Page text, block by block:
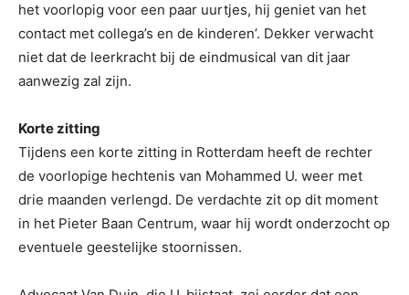
het voorlopig voor een paar uurtjes, hij geniet van het
contact met collega’s en de kinderen’. Dekker verwacht
niet dat de leerkracht bij de eindmusical van dit jaar
aanwezig zal zijn.
Korte zitting
Tijdens een korte zitting in Rotterdam heeft de rechter
de voorlopige hechtenis van Mohammed U. weer met
drie maanden verlengd. De verdachte zit op dit moment
in het Pieter Baan Centrum, waar hij wordt onderzocht op
eventuele geestelijke stoornissen.